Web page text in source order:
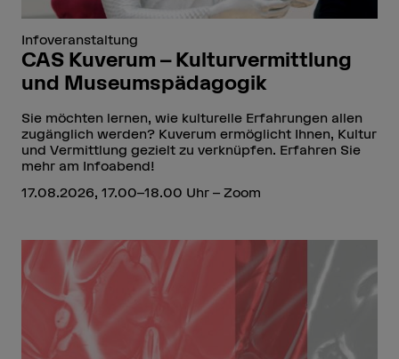
Infoveranstaltung
CAS Kuverum – Kulturvermittlung
und Museumspädagogik
Sie möchten lernen, wie kulturelle Erfahrungen allen
zugänglich werden? Kuverum ermöglicht Ihnen, Kultur
und Vermittlung gezielt zu verknüpfen. Erfahren Sie
mehr am Infoabend!
17.08.2026, 17.00–18.00 Uhr – Zoom